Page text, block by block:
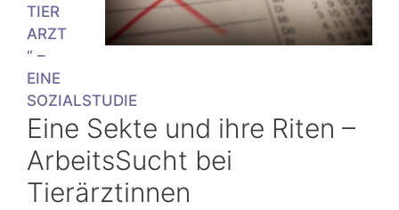
TIER
ARZT
“ –
EINE
SOZIALSTUDIE
Eine Sekte und ihre Riten –
ArbeitsSucht bei
Tierärztinnen